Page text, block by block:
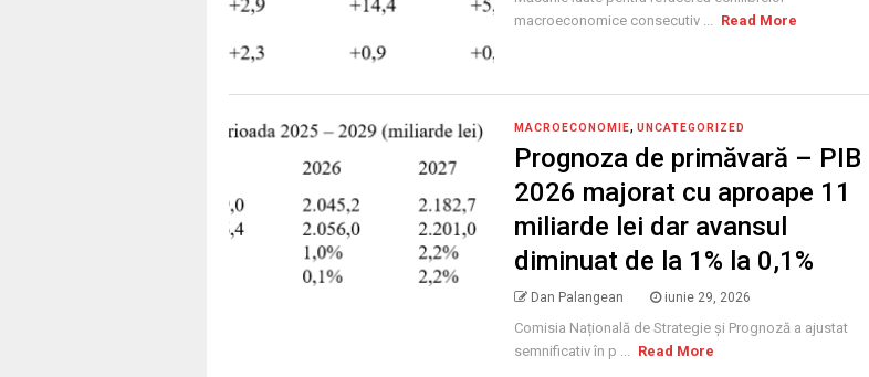
macroeconomice consecutiv ... Read More
MACROECONOMIE, UNCATEGORIZED
Prognoza de primăvară – PIB
2026 majorat cu aproape 11
miliarde lei dar avansul
diminuat de la 1% la 0,1%
Dan Palangean iunie 29, 2026
Comisia Națională de Strategie și Prognoză a ajustat
semnificativ în p ... Read More